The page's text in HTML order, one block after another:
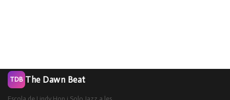
TDB The Dawn Beat